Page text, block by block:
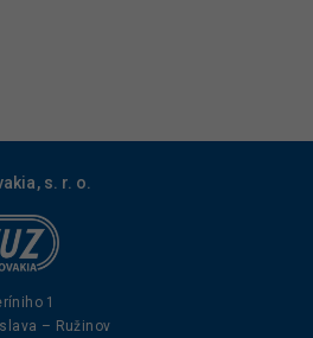
s. r. o.
1
– Ružinov